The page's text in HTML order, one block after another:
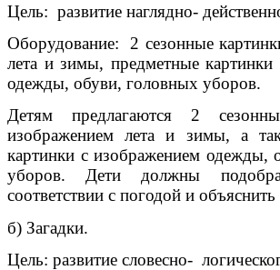
Цель: развитие наглядно-
Оборудование: 2 сезонные
лета и зимы, предметные картинки
одежды, обуви, головных уборов.
Детям предлагаются 2
изображением лета и зимы, а
картинки с изображением одежды,
уборов. Дети должны
соответствии с погодой и
б) Загадки.
Цель: развитие словесно-